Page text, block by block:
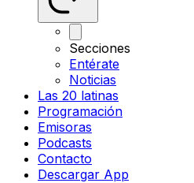
Secciones
Entérate
Noticias
Las 20 latinas
Programación
Emisoras
Podcasts
Contacto
Descargar App